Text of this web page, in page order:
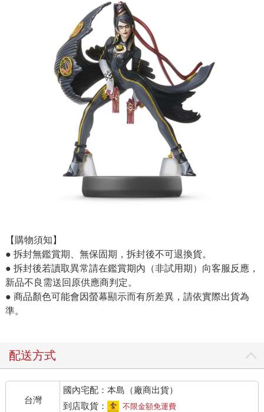
【購物須知】
● 拆封無鑑賞期、無保固期，拆封後不可退換貨。
● 拆封後若讀取異常請在鑑賞期內（非試用期）向客服反應，
新品不良需送回原供應商判定。
● 商品顏色可能會因螢幕顯示而有所差異，請依實際出貨為
準。
配送方式
台灣
國內宅配：本島（廠商出貨）
到店取貨：
不限金額免運費